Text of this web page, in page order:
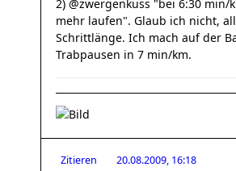
2) @zwergenkuss "bei 6:30 min/
mehr laufen". Glaub ich nicht,
Schrittlänge. Ich mach auf der
Trabpausen in 7 min/km.
Zitieren 20.08.2009, 16:18